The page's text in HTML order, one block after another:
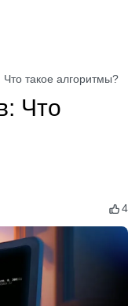
такое алгоритмы?
Что
4